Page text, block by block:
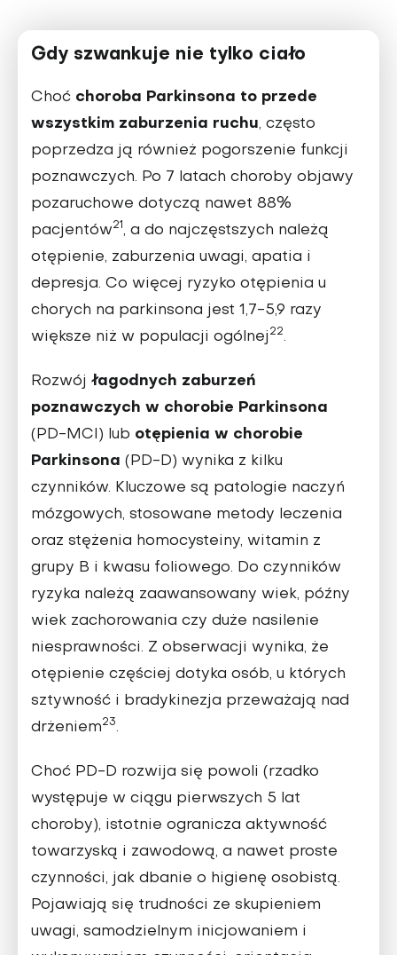
Gdy szwankuje nie tylko ciało
Choć choroba Parkinsona to przede
wszystkim zaburzenia ruchu, często
poprzedza ją również pogorszenie funkcji
poznawczych. Po 7 latach choroby objawy
pozaruchowe dotyczą nawet 88%
pacjentów21 , a do najczęstszych należą
otępienie, zaburzenia uwagi, apatia i
depresja. Co więcej ryzyko otępienia u
chorych na parkinsona jest 1,7-5,9 razy
większe niż w populacji ogólnej 22.
Rozwój łagodnych zaburzeń
poznawczych w chorobie Parkinsona
(PD-MCI) lub otępienia w chorobie
Parkinsona (PD-D) wynika z kilku
czynników. Kluczowe są patologie naczyń
mózgowych, stosowane metody leczenia
oraz stężenia homocysteiny, witamin z
grupy B i kwasu foliowego. Do czynników
ryzyka należą zaawansowany wiek, późny
wiek zachorowania czy duże nasilenie
niesprawności. Z obserwacji wynika, że
otępienie częściej dotyka osób, u których
sztywność i bradykinezja przeważają nad
drżeniem23.
Choć PD-D rozwija się powoli (rzadko
występuje w ciągu pierwszych 5 lat
choroby), istotnie ogranicza aktywność
towarzyską i zawodową, a nawet proste
czynności, jak dbanie o higienę osobistą.
Pojawiają się trudności ze skupieniem
uwagi, samodzielnym inicjowaniem i